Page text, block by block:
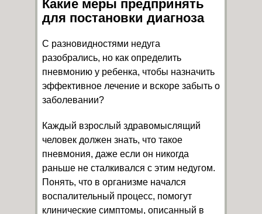
Какие меры предпринять
для постановки диагноза
С разновидностями недуга
разобрались, но как определить
пневмонию у ребенка, чтобы назначить
эффективное лечение и вскоре забыть о
заболевании?
Каждый взрослый здравомыслящий
человек должен знать, что такое
пневмония, даже если он никогда
раньше не сталкивался с этим недугом.
Понять, что в организме начался
воспалительный процесс, помогут
клинические симптомы, описанный в